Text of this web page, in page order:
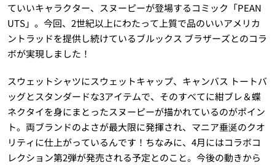
ていいキャラクター、スヌーピーが登場するコミック「PEAN
UTS」。今回、2世紀以上にわたって上質で品のいいアメリカ
ントラッドを提供し続けているブルックス ブラザーズとのコラ
ボが実現しました！
スウェットシャツにスウェットキャップ、キャンバス トートバ
ッグとスタンダードな3アイテムで、そのすべてに紺ブレ＆蝶
ネクタイを身にまとったスヌーピーが描かれているのがポイン
ト。両ブランドのよさが最大限に発揮され、マニア垂涎のクオ
リティに仕上がっているんです！ちなみに、4月にはコラボコ
レクション第2弾が発売される予定とのこと。今後の動きから